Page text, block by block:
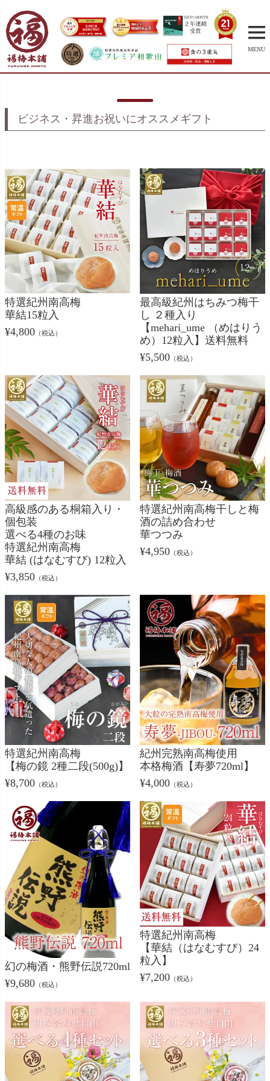
MENU
ビジネス・昇進お祝いにオススメギフト
特選紀州南高梅
華結15粒入
¥4,800 （税込）
最高級紀州はちみつ梅干
し ２種入り
【mehari_ume （めはりう
め）12粒入】送料無料
¥5,500 （税込）
高級感のある桐箱入り・
個包装
選べる4種のお味
特選紀州南高梅
華結 (はなむすび) 12粒入
¥3,850 （税込）
特選紀州南高梅干しと梅
酒の詰め合わせ
華つつみ
¥4,950 （税込）
特選紀州南高梅
【梅の鏡 2種二段(500g)】
¥8,700 （税込）
紀州完熟南高梅使用
本格梅酒【寿夢720ml】
¥4,000 （税込）
幻の梅酒・熊野伝説720ml
¥9,680 （税込）
特選紀州南高梅
【華結（はなむすび）24
粒入】
¥7,200 （税込）